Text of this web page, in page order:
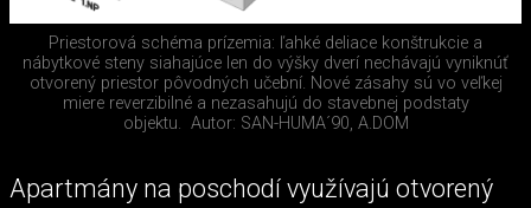
Priestorová schéma prízemia: ľahké deliace konštrukcie a
nábytkové steny siahajúce len do výšky dverí nechávajú vyniknúť
otvorený priestor pôvodných učební. Nové zásahy sú vo veľkej
miere reverzibilné a nezasahujú do stavebnej podstaty
objektu. Autor: SAN-HUMA´90, A.DOM
Apartmány na poschodí využívajú otvorený